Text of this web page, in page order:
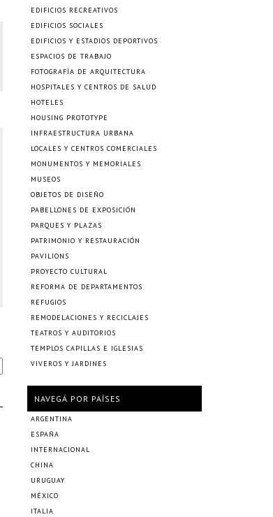
EDIFICIOS RECREATIVOS
EDIFICIOS SOCIALES
EDIFICIOS Y ESTADIOS DEPORTIVOS
ESPACIOS DE TRABAJO
FOTOGRAFÍA DE ARQUITECTURA
HOSPITALES Y CENTROS DE SALUD
HOTELES
HOUSING PROTOTYPE
INFRAESTRUCTURA URBANA
LOCALES Y CENTROS COMERCIALES
MONUMENTOS Y MEMORIALES
MUSEOS
OBJETOS DE DISEÑO
PABELLONES DE EXPOSICIÓN
PARQUES Y PLAZAS
PATRIMONIO Y RESTAURACIÓN
PAVILIONS
PROYECTO CULTURAL
REFORMA DE DEPARTAMENTOS
REFUGIOS
REMODELACIONES Y RECICLAJES
TEATROS Y AUDITORIOS
TEMPLOS CAPILLAS E IGLESIAS
VIVEROS Y JARDINES
NAVEGÁ POR PAÍSES
ARGENTINA
ESPAÑA
INTERNACIONAL
CHINA
URUGUAY
MÉXICO
ITALIA